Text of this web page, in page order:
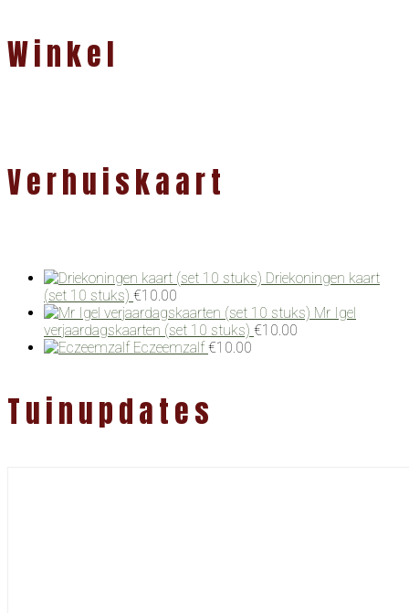
Winkel
Verhuiskaart
Driekoningen kaart
(set 10 stuks) €10.00
Mr Igel
verjaardagskaarten (set 10 stuks) €10.00
Eczeemzalf €10.00
Tuinupdates